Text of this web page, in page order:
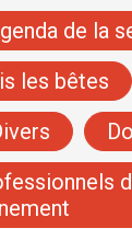
de la
les bêtes